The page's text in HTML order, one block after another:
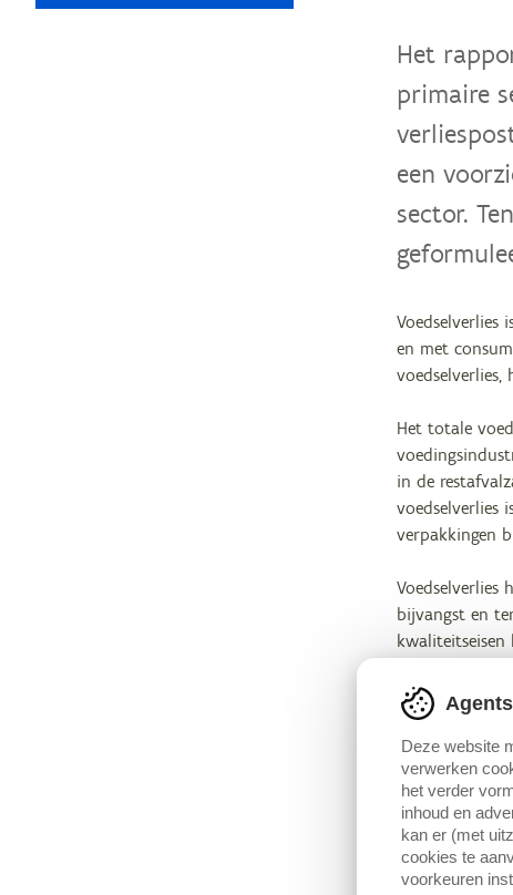
Het
primaire
een
sector.
Voedselverlies
en met
Het totale
in de
voedselverlies
verpakkingen
Voedselverlies
bijvangst en
Men kan
als voedsel
In voorliggend
grootste
van
Deze website
verwerken
het verder
inhoud en
kan er (met
cookies te
voorkeuren